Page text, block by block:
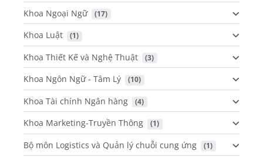
Khoa Ngoại Ngữ (17)
Khoa Luật (1)
Khoa Thiết Kế và Nghệ Thuật (3)
Khoa Ngôn Ngữ - Tâm Lý (10)
Khoa Tài chính Ngân hàng (4)
Khoa Marketing-Truyền Thông (1)
Bộ môn Logistics và Quản lý chuỗi cung ứng (1)